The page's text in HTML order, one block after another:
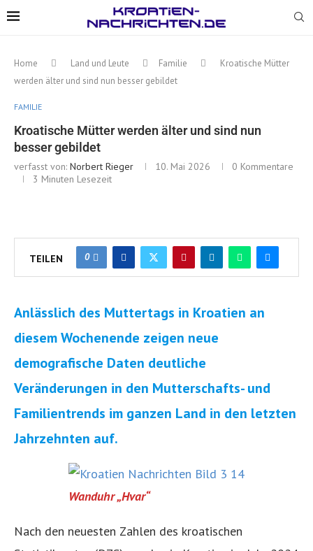
Home Land und Leute Familie
Kroatische Mütter
werden älter und sind nun besser gebildet
FAMILIE
Kroatische Mütter werden älter und sind nun
besser gebildet
verfasst von: Norbert Rieger 10. Mai 2026
0 Kommentare
3 Minuten Lesezeit
TEILEN 0
Anlässlich des Muttertags in Kroatien an
diesem Wochenende zeigen neue
demografische Daten deutliche
Veränderungen in den Mutterschafts- und
Familientrends im ganzen Land in den letzten
Jahrzehnten auf.
Wanduhr „Hvar“
Nach den neuesten Zahlen des kroatischen